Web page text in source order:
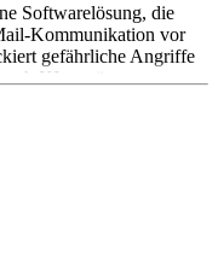
Softwarelösung, die
Kommunikation vor
gefährliche Angriffe
KI-gestützte
Schutz,
fortschrittlicher
250 Partnern. Flexible
unterschiedlichen